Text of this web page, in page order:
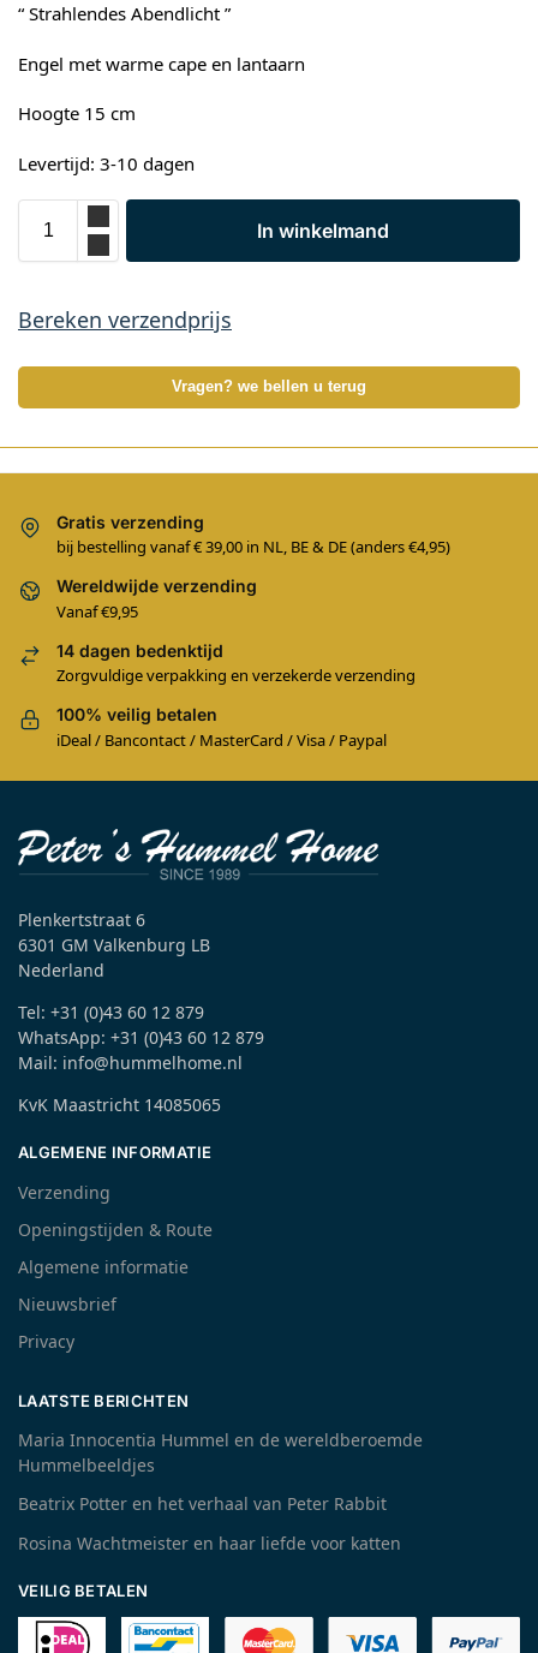
“ Strahlendes Abendlicht ”
Engel met warme cape en lantaarn
Hoogte 15 cm
Levertijd: 3-10 dagen
In winkelmand
Bereken verzendprijs
Vragen? we bellen u terug
Gratis verzending
bij bestelling vanaf € 39,00 in NL, BE & DE (anders €4,95)
Wereldwijde verzending
Vanaf €9,95
14 dagen bedenktijd
Zorgvuldige verpakking en verzekerde verzending
100% veilig betalen
iDeal / Bancontact / MasterCard / Visa / Paypal
Plenkertstraat 6
6301 GM Valkenburg LB
Nederland
Tel: +31 (0)43 60 12 879
WhatsApp: +31 (0)43 60 12 879
Mail: info@hummelhome.nl
KvK Maastricht 14085065
ALGEMENE INFORMATIE
Verzending
Openingstijden & Route
Algemene informatie
Nieuwsbrief
Privacy
LAATSTE BERICHTEN
Maria Innocentia Hummel en de wereldberoemde
Hummelbeeldjes
Beatrix Potter en het verhaal van Peter Rabbit
Rosina Wachtmeister en haar liefde voor katten
VEILIG BETALEN